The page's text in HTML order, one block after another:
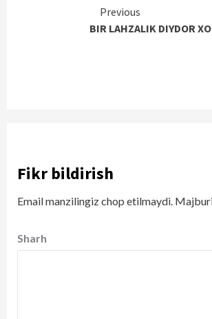
Continue
Reading
Previous
BIR LAHZALIK DIYDOR
Fikr bildirish
Email manzilingiz chop etilmaydi.
Sharh